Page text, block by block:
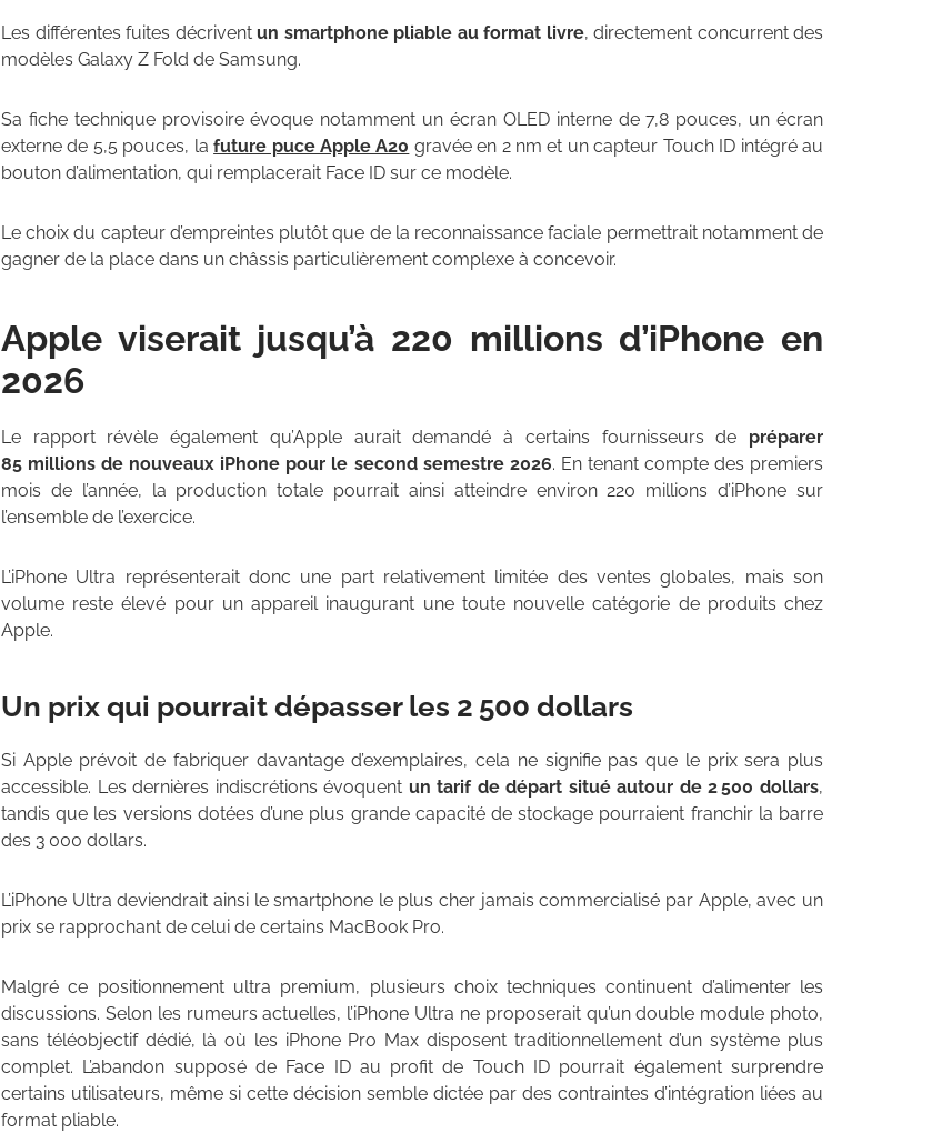
Les différentes fuites décrivent un smartphone pliable au format livre, directement concurrent des
modèles Galaxy Z Fold de Samsung.
Sa fiche technique provisoire évoque notamment un écran OLED interne de 7,8 pouces, un écran
externe de 5,5 pouces, lafuture puce Apple A20 gravée en 2 nm et un capteur Touch ID intégré au
bouton d’alimentation, qui remplacerait Face ID sur ce modèle.
Le choix du capteur d’empreintes plutôt que de la reconnaissance faciale permettrait notamment de
gagner de la place dans un châssis particulièrement complexe à concevoir.
Apple viserait jusqu’à 220 millions d’iPhone en
2026
Le rapport révèle également qu’Apple aurait demandé à certains fournisseurs de préparer
85 millions de nouveaux iPhone pour le second semestre 2026. En tenant compte des premiers
mois de l’année, la production totale pourrait ainsi atteindre environ 220 millions d’iPhone sur
l’ensemble de l’exercice.
L’iPhone Ultra représenterait donc une part relativement limitée des ventes globales, mais son
volume reste élevé pour un appareil inaugurant une toute nouvelle catégorie de produits chez
Apple.
Un prix qui pourrait dépasser les 2 500 dollars
Si Apple prévoit de fabriquer davantage d’exemplaires, cela ne signifie pas que le prix sera plus
accessible. Les dernières indiscrétions évoquent un tarif de départ situé autour de 2 500 dollars,
tandis que les versions dotées d’une plus grande capacité de stockage pourraient franchir la barre
des 3 000 dollars.
L’iPhone Ultra deviendrait ainsi le smartphone le plus cher jamais commercialisé par Apple, avec un
prix se rapprochant de celui de certains MacBook Pro.
Malgré ce positionnement ultra premium, plusieurs choix techniques continuent d’alimenter les
discussions. Selon les rumeurs actuelles, l’iPhone Ultra ne proposerait qu’un double module photo,
sans téléobjectif dédié, là où les iPhone Pro Max disposent traditionnellement d’un système plus
complet. L’abandon supposé de Face ID au profit de Touch ID pourrait également surprendre
certains utilisateurs, même si cette décision semble dictée par des contraintes d’intégration liées au
format pliable.